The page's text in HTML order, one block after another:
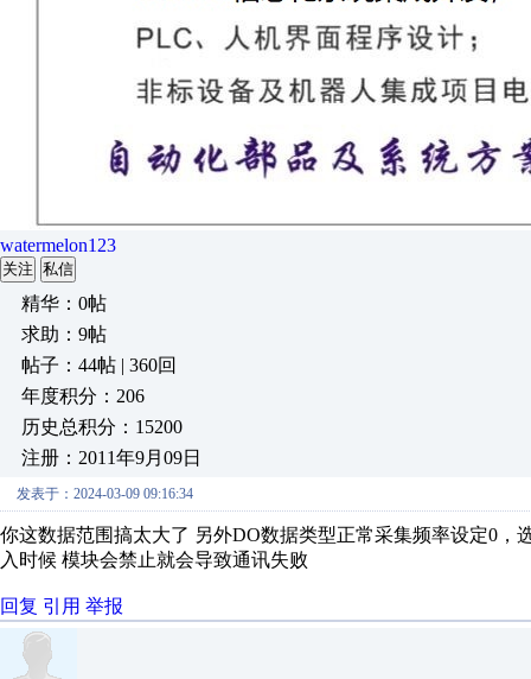
watermelon123
关注 私信
精华：0帖
求助：9帖
帖子：44帖 | 360回
年度积分：206
历史总积分：15200
注册：2011年9月09日
发表于：2024-03-09 09:16:34
你这数据范围搞太大了 另外DO数据类型正常采集频率设定0
入时候 模块会禁止就会导致通讯失败
回复 引用 举报